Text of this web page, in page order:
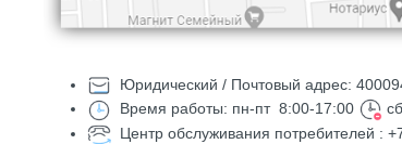
Юридический / Почтовый адрес:
Время работы: пн-пт 8:00-17:00
Центр обслуживания потребителей :